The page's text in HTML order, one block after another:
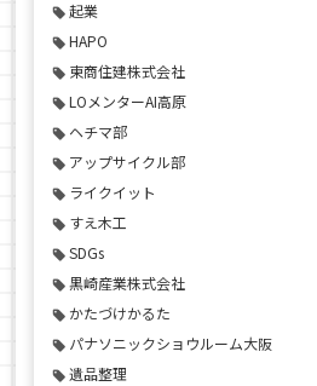
起業
HAPO
東商住建株式会社
LOメンターAI高原
ヘチマ部
アップサイクル部
ライクイット
すえ木工
SDGs
黒崎産業株式会社
かたづけかるた
パナソニックショウルーム大阪
遺品整理